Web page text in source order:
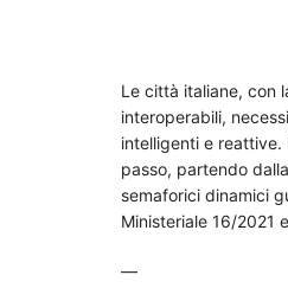
Le città italiane, con
interoperabili,
intelligenti e
passo, partendo
semaforici dinamici
Ministeriale 16/2021
—